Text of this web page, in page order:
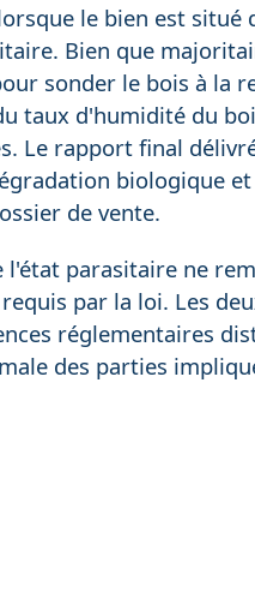
le bien est situé
Bien que
sonder le bois à la
taux d'humidité du
Le rapport final
biologique
de vente.
parasitaire ne
par la loi. Les
réglementaires
des parties